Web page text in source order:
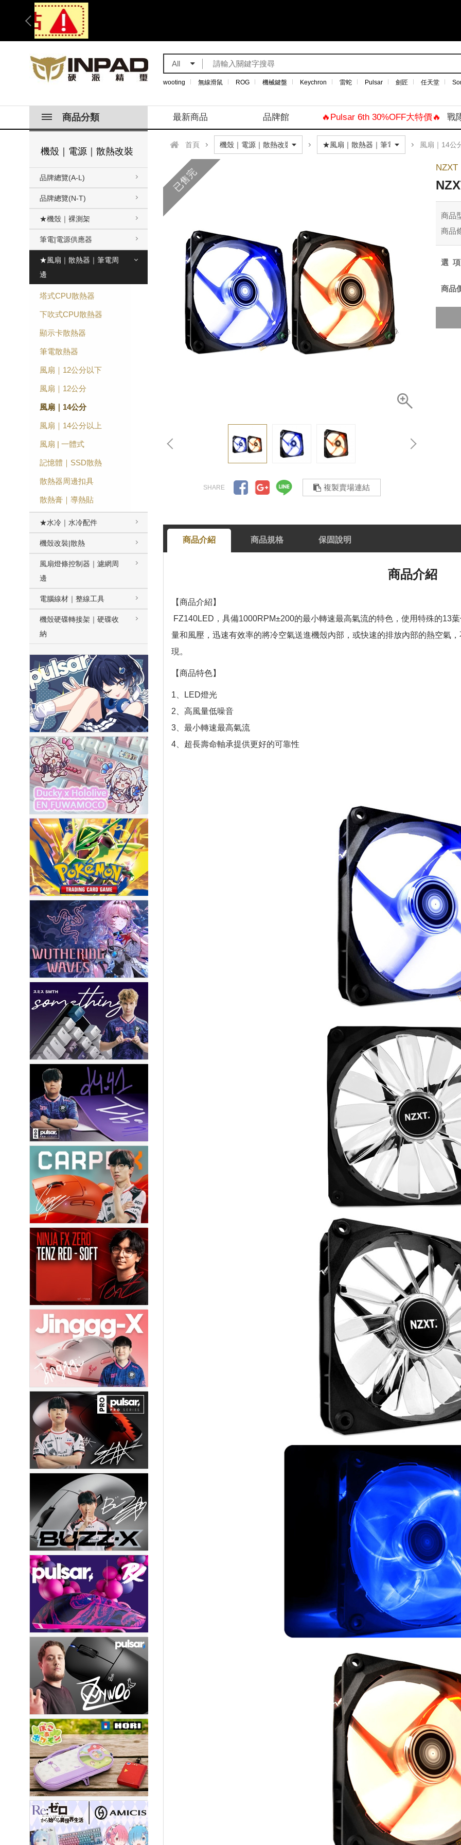
All
wooting 無線滑鼠 ROG 機械鍵盤 Keychron 雷蛇 Pulsar 劍匠 任天堂
商品分類 最新商品 品牌館 🔥Pulsar 6th 30%OFF大特價🔥 戰
機殼｜電源｜散熱改裝
品牌總覽(A-L)
品牌總覽(N-T)
★機殼｜裸測架
筆電|電源供應器
★風扇｜散熱器｜筆電周
邊
塔式CPU散熱器
下吹式CPU散熱器
顯示卡散熱器
筆電散熱器
風扇｜12公分以下
風扇｜12公分
風扇｜14公分
風扇｜14公分以上
風扇 | 一體式
記憶體｜SSD散熱
散熱器周邊扣具
散熱膏｜導熱貼
★水冷｜水冷配件
機殼改裝|散熱
風扇燈條控制器｜濾網周
邊
電腦線材｜整線工具
機殼硬碟轉接架｜硬碟收
納
首頁 風扇｜14公
已售完
複製賣場連結
NZXT
商品
商品
選
商品
商品介紹 商品規格 保固說明
商品介紹
【商品介紹】
FZ140LED，具備1000RPM±200的最小轉速最高氣流的特色，使用特殊的13
量和風壓，迅速有效率的將冷空氣送進機殼內部，或快速的排放內部的熱空氣
現。
【商品特色】
1、LED燈光
2、高風量低噪音
3、最小轉速最高氣流
4、超長壽命軸承提供更好的可靠性